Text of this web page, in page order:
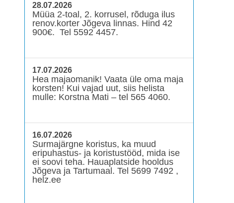
28.07.2026
Müüa 2-toal, 2. korrusel, rõduga ilus
renov.korter Jõgeva linnas. Hind 42
900€. Tel 5592 4457.
17.07.2026
Hea majaomanik! Vaata üle oma maja
korsten! Kui vajad uut, siis helista
mulle: Korstna Mati – tel 565 4060.
16.07.2026
Surmajärgne koristus, ka muud
eripuhastus- ja koristustööd, mida ise
ei soovi teha. Hauaplatside hooldus
Jõgeva ja Tartumaal. Tel 5699 7492 ,
helz.ee